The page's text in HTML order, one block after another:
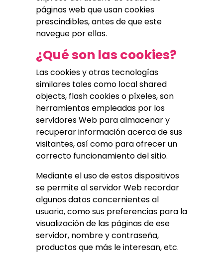
páginas web que usan cookies
prescindibles, antes de que este
navegue por ellas.
¿Qué son las cookies?
Las cookies y otras tecnologías
similares tales como local shared
objects, flash cookies o píxeles, son
herramientas empleadas por los
servidores Web para almacenar y
recuperar información acerca de sus
visitantes, así como para ofrecer un
correcto funcionamiento del sitio.
Mediante el uso de estos dispositivos
se permite al servidor Web recordar
algunos datos concernientes al
usuario, como sus preferencias para la
visualización de las páginas de ese
servidor, nombre y contraseña,
productos que más le interesan, etc.